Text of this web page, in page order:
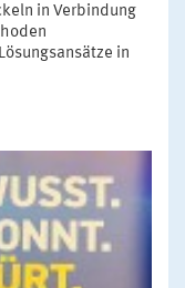
in Verbindung
in